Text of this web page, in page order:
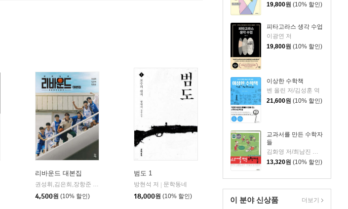
19,800원 (10% 할인)
피타고라스 생각 수업
이광연 저
19,800원 (10% 할인)
이상한 수학책
벤 올린 저/김성훈 역
21,600원 (10% 할인)
교과서를 만든 수학자
들
김화영 저/최남진 그림
13,320원 (10% 할인)
이 분야 신상품 더보기
| 아날로그(글담)
리바운드 대본집
권성휘,김은희,장항준 공저
4,500원 (10% 할인)
범도 1
방현석 저
문학동네
18,000원 (10% 할인)